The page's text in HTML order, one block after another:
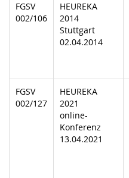
FGSV
002/106
HEUREKA
2014
Stuttgart
02.04.2014
FGSV
002/127
HEUREKA
2021
online-
Konferenz
13.04.2021